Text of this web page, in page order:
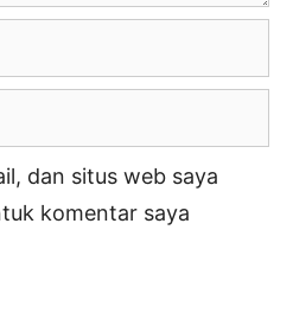
dan situs web saya
komentar saya